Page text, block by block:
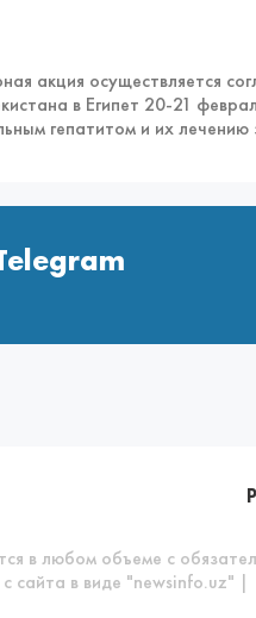
акция осуществляется
в Египет 20-21
гепатитом и их лечению
в любом объеме с
сайта в виде "newsinfo.uz" |